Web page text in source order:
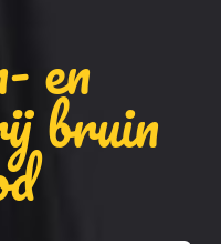
en
bruin